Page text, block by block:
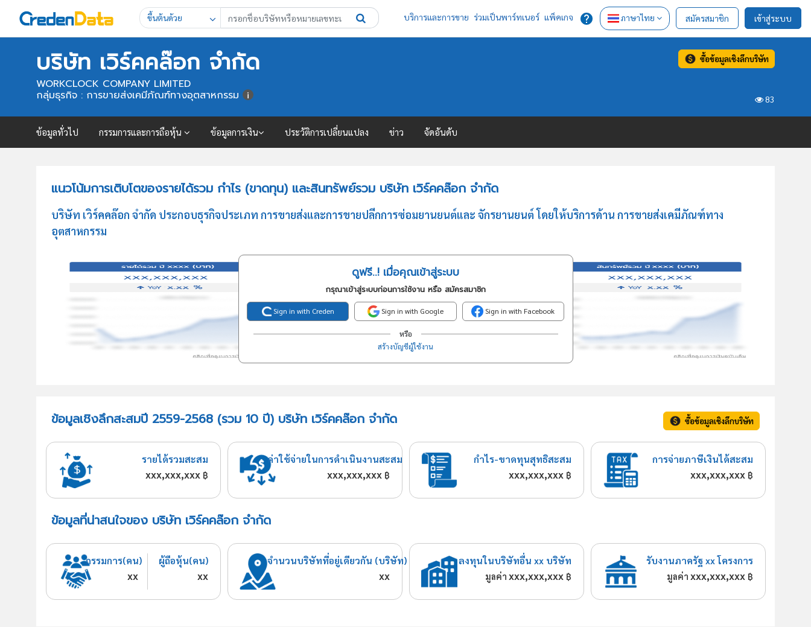
ขึ้นต้นด้วย บริการและการขาย ร่วมเป็นพาร์ทเนอร์ แพ็คเกจ ภาษาไทย สมัครสมาชิก เข้าสู่ระบบ
บริษัท เวิร์คคล๊อก จำกัด ซื้อข้อมูลเชิงลึกบริษัท
WORKCLOCK COMPANY LIMITED
83
กลุ่มธุรกิจ : การขายส่งเคมีภัณฑ์ทางอุตสาหกรรม
ข้อมูลทั่วไป กรรมการและการถือหุ้น ข้อมูลการเงิน ประวัติการเปลี่ยนแปลง ข่าว จัดอันดับ
แนวโน้มการเติบโตของรายได้รวม กำไร (ขาดทุน) และสินทรัพย์รวม บริษัท เวิร์คคล๊อก จำกัด
บริษัท เวิร์คคล๊อก จำกัด ประกอบธุรกิจประเภท การขายส่งและการขายปลีกการซ่อมยานยนต์และ จักรยานยนต์ โดยให้บริการด้าน การขายส่งเคมีภัณฑ์ทาง
อุตสาหกรรม
ดูฟรี..! เมื่อคุณเข้าสู่ระบบ
กรุณาเข้าสู่ระบบก่อนการใช้งาน หรือ สมัครสมาชิก
Sign in with Creden Sign in with Google Sign in with Facebook
หรือ
สร้างบัญชีผู้ใช้งาน
ข้อมูลเชิงลึกสะสมปี 2559-2568 (รวม 10 ปี) บริษัท เวิร์คคล๊อก จำกัด ซื้อข้อมูลเชิงลึกบริษัท
รายได้รวมสะสม
xxx,xxx,xxx ฿
ค่าใช้จ่ายในการดำเนินงานสะสม
xxx,xxx,xxx ฿
กำไร-ขาดทุนสุทธิสะสม
xxx,xxx,xxx ฿
การจ่ายภาษีเงินได้สะสม
xxx,xxx,xxx ฿
ข้อมูลที่น่าสนใจของ บริษัท เวิร์คคล๊อก จำกัด
กรรมการ(คน)
xx
ผู้ถือหุ้น(คน)
xx
จำนวนบริษัทที่อยู่เดียวกัน (บริษัท)
xx
ลงทุนในบริษัทอื่น xx บริษัท
มูลค่าxxx,xxx,xxx ฿
รับงานภาครัฐ xx โครงการ
มูลค่าxxx,xxx,xxx ฿